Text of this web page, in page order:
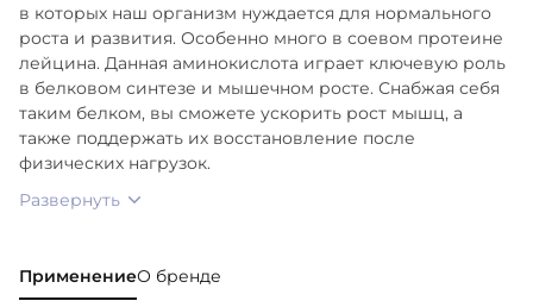
в которых наш организм нуждается для нормального
роста и развития. Особенно много в соевом протеине
лейцина. Данная аминокислота играет ключевую роль
в белковом синтезе и мышечном росте. Снабжая себя
таким белком, вы сможете ускорить рост мышц, а
также поддержать их восстановление после
физических нагрузок.
Развернуть
ПрименениеО бренде